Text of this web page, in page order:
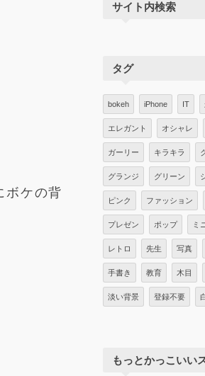
ボケの背
サイト内検索
タグ
bokeh iPhone IT
エレガント オシャレ
ガーリー キラキラ
グランジ グリーン
ピンク ファッション
プレゼン ポップ ミ
レトロ 先生 写真
手書き 教育 木目
淡い背景 登録不要
もっとかっこいい